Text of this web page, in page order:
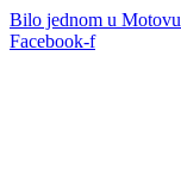
Bilo jednom u
Facebook-f